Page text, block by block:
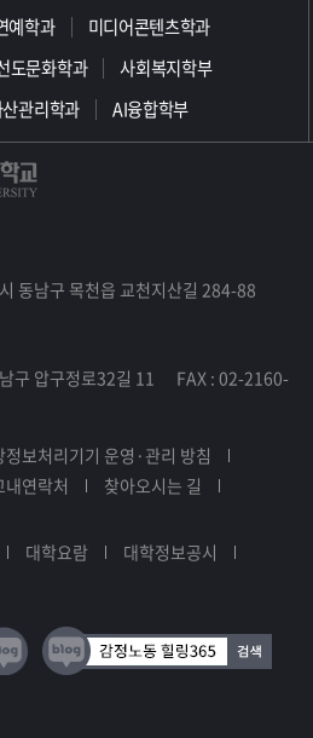
께 이에 따른 채널의 증가와 세
은 엄청난 양의 컨텐츠를 필요
매체, 다채널 시대에 가장 중
, 컨텐츠는 결국 이럴 필요 표
연기자를 필요로 한다는 것입
재들을 발굴하고 양성하기 위
걸친 지식과 소양교육을 기본
전문가들과 성공을 이룬 명사
를 기반으로 한 실전 교육체계
로 하는 글로벌한 창의적 인재
컬 분야의 배우, 개그맨, 모델,
기 트레이너, 프로듀서 등의
할 것입니다.
를 세계의 문화와 교감하고 소
로서의 양성,이제 글로벌사이
예학과
미디어콘텐츠학과
도문화학과
사회복지학부
관리학과 AI융합학부
동남구 목천읍 교천지산길 284-88
구 압구정로32길 11 FAX : 02-2160-
정보처리기기 운영·관리 방침
내연락처
찾아오시는 길
대학요람 대학정보공시